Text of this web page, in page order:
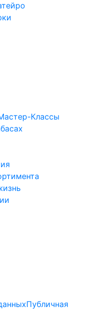
Классы
Публичная